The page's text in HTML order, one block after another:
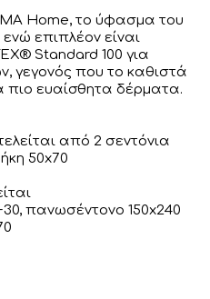
Home, το ύφασμα του
επιπλέον είναι
Standard 100 για
γεγονός που το καθιστά
ευαίσθητα δέρματα.
από 2 σεντόνια
50x70
πανωσέντονο 150x240